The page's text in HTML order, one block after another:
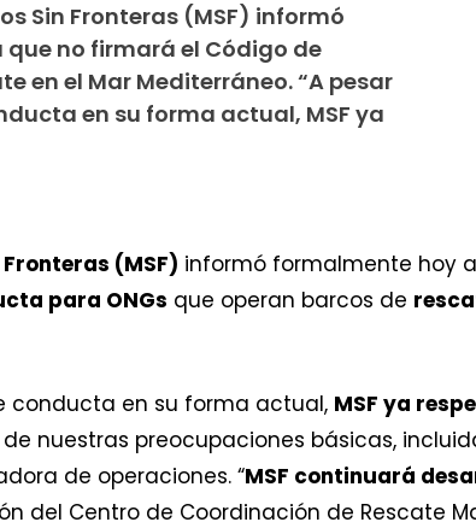
Sin Fronteras (MSF) informó
no firmará el Código de
en el Mar Mediterráneo. “A pesar
en su forma actual, MSF ya
(MSF) informó formalmente hoy
para ONGs que operan barcos de
conducta en su forma actual, MSF ya
nuestras preocupaciones básicas,
de operaciones. “MSF continuará
del Centro de Coordinación de Rescate